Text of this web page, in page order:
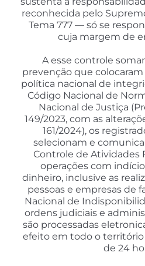
reconhecida pelo
Tema 777 — só se
cuja margem de
A esse controle
prevenção que
política nacional de
Código Nacional de
Nacional de Justiça
149/2023, com as
161/2024), os
selecionam e
Controle de Atividades
operações com
dinheiro, inclusive as
pessoas e empresas de
Nacional de
ordens judiciais e
são processadas
efeito em todo o
de 24